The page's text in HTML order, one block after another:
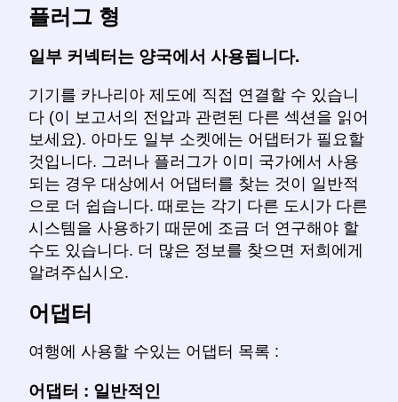
플러그 형
일부 커넥터는 양국에서 사용됩니다.
기기를 카나리아 제도에 직접 연결할 수 있습니
다 (이 보고서의 전압과 관련된 다른 섹션을 읽어
보세요). 아마도 일부 소켓에는 어댑터가 필요할
것입니다. 그러나 플러그가 이미 국가에서 사용
되는 경우 대상에서 어댑터를 찾는 것이 일반적
으로 더 쉽습니다. 때로는 각기 다른 도시가 다른
시스템을 사용하기 때문에 조금 더 연구해야 할
수도 있습니다. 더 많은 정보를 찾으면 저희에게
알려주십시오.
어댑터
여행에 사용할 수있는 어댑터 목록 :
어댑터 : 일반적인